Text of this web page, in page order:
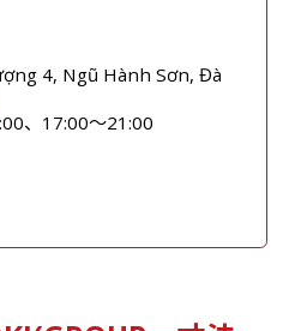
4, Ngũ Hành Sơn, Đà
、17:00～21:00